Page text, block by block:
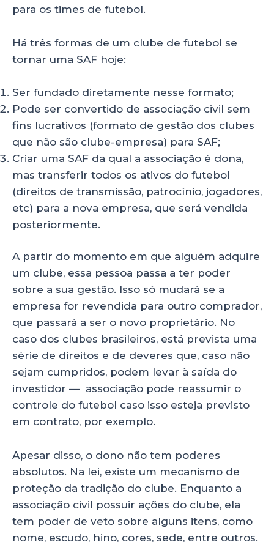
para os times de futebol.
Há três formas de um clube de futebol se
tornar uma SAF hoje:
Ser fundado diretamente nesse formato;
Pode ser convertido de associação civil sem
fins lucrativos (formato de gestão dos clubes
que não são clube-empresa) para SAF;
Criar uma SAF da qual a associação é dona,
mas transferir todos os ativos do futebol
(direitos de transmissão, patrocínio, jogadores,
etc) para a nova empresa, que será vendida
posteriormente.
A partir do momento em que alguém adquire
um clube, essa pessoa passa a ter poder
sobre a sua gestão. Isso só mudará se a
empresa for revendida para outro comprador,
que passará a ser o novo proprietário. No
caso dos clubes brasileiros, está prevista uma
série de direitos e de deveres que, caso não
sejam cumpridos, podem levar à saída do
investidor — associação pode reassumir o
controle do futebol caso isso esteja previsto
em contrato, por exemplo.
Apesar disso, o dono não tem poderes
absolutos. Na lei, existe um mecanismo de
proteção da tradição do clube. Enquanto a
associação civil possuir ações do clube, ela
tem poder de veto sobre alguns itens, como
nome, escudo, hino, cores, sede, entre outros.